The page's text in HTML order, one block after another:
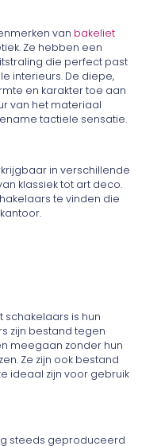
van bakeliet
Ze hebben een
die perfect past
interieurs. De diepe,
en karakter toe aan
van het materiaal
tactiele sensatie.
in verschillende
klassiek tot art deco.
te vinden die
schakelaars is hun
zijn bestand tegen
meegaan zonder hun
Ze zijn ook bestand
ideaal zijn voor gebruik
steeds geproduceerd